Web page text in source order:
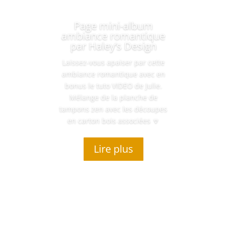
Page mini-album
ambiance romantique
par Haley’s Design
Laissez-vous apaiser par cette
ambiance romantique avec en
bonus le tuto VIDEO de Julie.
Mélange de la planche de
tampons zen avec les découpes
en carton bois associées 🔽
Lire plus